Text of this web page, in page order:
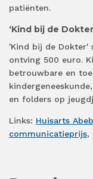
patiënten.
‘Kind bij de
'Kind bij de Dokter'
ontving 500 euro.
betrouwbare en
en folders op
Links: Huisarts
communicatieprijs,